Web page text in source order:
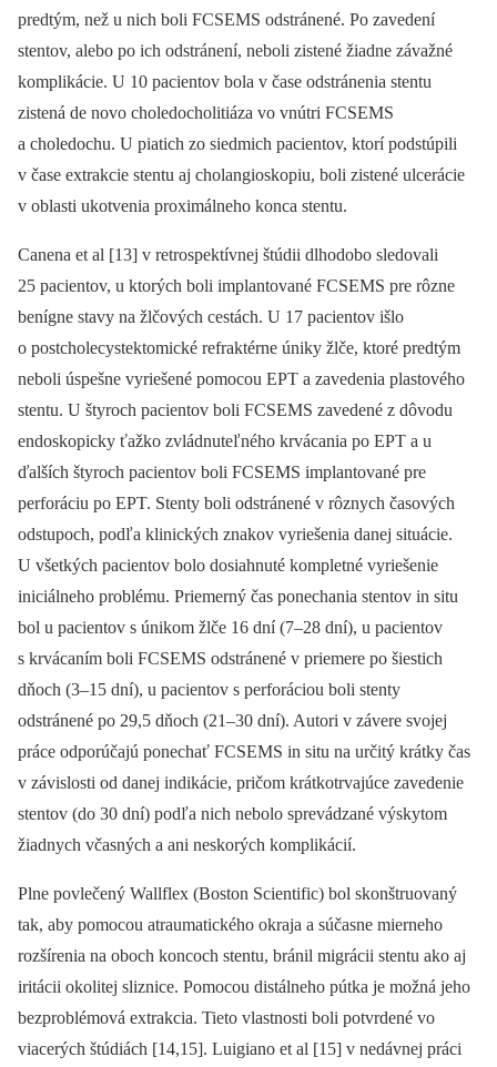
predtým, než u nich boli FCSEMS odstránené. Po zavedení
stentov, alebo po ich odstránení, neboli zistené žiadne závažné
komplikácie. U 10 pa­cientov bola v čase odstránenia stentu
zistená de novo choledocholitiáza vo ­vnútri ­FCSEMS
a choledochu. U piatich zo siedmich pacientov, ktorí podstúpili
v čase extrakcie stentu aj cholangioskopiu, boli zistené ulcerácie
v oblasti ukotvenia proximálneho konca stentu.
Canena et al [13] v retrospektívnej štúdii dlhodobo sledovali
25 pacientov, u ktorých boli implantované FCSEMS pre rôzne
benígne stavy na žlčových cestách. U 17 pacientov išlo
o postcholecystektomické refraktérne úniky žlče, ktoré predtým
neboli úspešne vyriešené pomocou EPT a zavedenia plastového
stentu. U štyroch pacientov boli FCSEMS zavedené z dôvodu
endoskopicky ťažko zvládnuteľného krvácania po EPT a u
ďalších štyroch pacientov boli FCSEMS implantované pre
perforáciu po EPT. Stenty boli odstránené v rôznych časových
odstupoch, podľa klinických znakov vyriešenia danej si­tuácie.
U všetkých pacientov bolo dosiahnuté kompletné vyriešenie
iniciálneho problému. Priemerný čas ponechania stentov in situ
bol u pa­cientov s únikom žlče 16 dní (7–28 dní), u pacientov
s krvácaním boli FCSEMS odstránené v priemere po šiestich
dňoch (3–15 dní), u pa­cientov s perforáciou boli stenty
odstránené po 29,5 dňoch (21–30 dní). Autori v závere svojej
práce odporúčajú ponechať FCSEMS in situ na určitý krátky čas
v závislosti od danej indikácie, pričom krátkotrvajúce zavedenie
stentov (do 30 dní) podľa nich nebolo sprevádzané výskytom
žiadnych včasných a ani ne­skorých komplikácií.
Plne povlečený Wallflex (Boston Scientific) bol skonštruovaný
tak, aby pomocou atraumatického okraja a súčasne mierneho
rozšírenia na oboch koncoch stentu, bránil migrácii stentu ako aj
iritácii okolitej sliznice. Pomocou distálneho pútka je možná jeho
bezproblémová extrakcia. Tieto vlastnosti boli potvrdené vo
viacerých štúdiách [14,15]. Luigiano et al [15] v nedávnej práci